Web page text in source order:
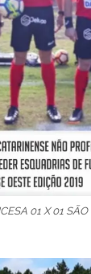
01 X 01 SÃO